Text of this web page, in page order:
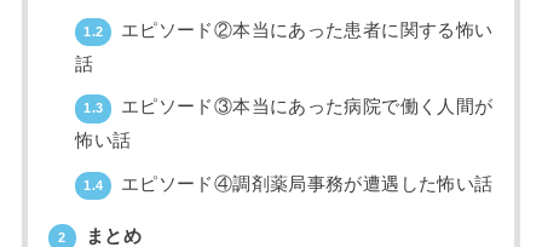
1.2
エピソード②本当にあった患者に関する怖い
話
1.3
エピソード③本当にあった病院で働く人間が
怖い話
1.4 エピソード④調剤薬局事務が遭遇した怖い話
2 まとめ